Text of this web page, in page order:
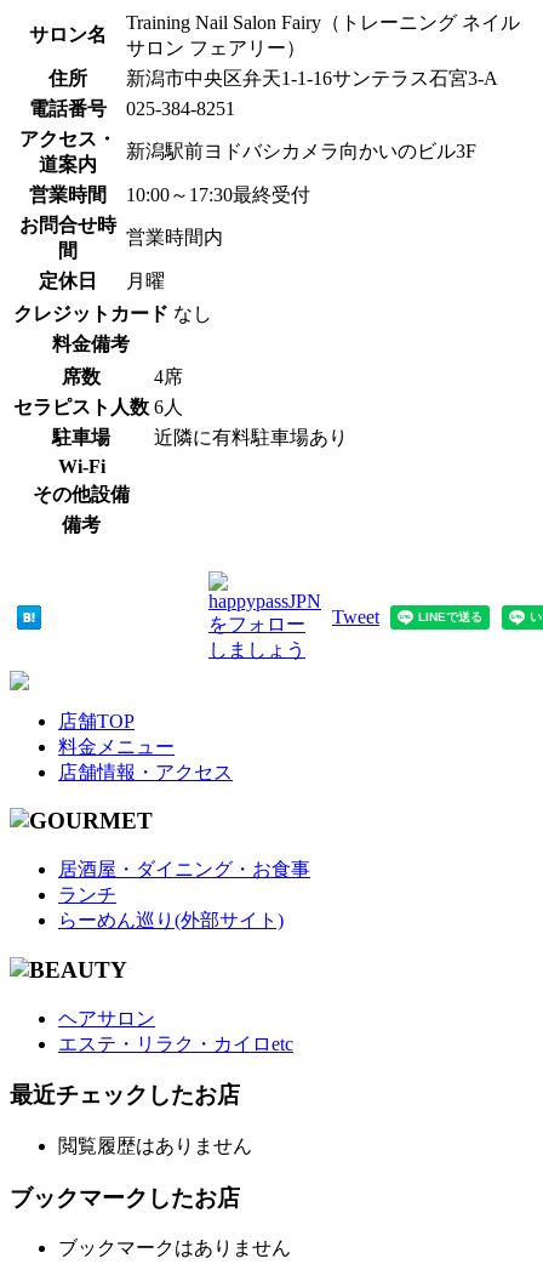
サロン名
Training Nail Salon Fairy（トレーニング ネイル
サロン フェアリー）
住所
新潟市中央区弁天1-1-16サンテラス石宮3-A
電話番号
025-384‐8251
アクセス・
道案内
新潟駅前ヨドバシカメラ向かいのビル3F
営業時間
10:00～17:30最終受付
お問合せ時
間
営業時間内
定休日
月曜
クレジットカード なし
料金備考
席数
4席
セラピスト人数 6人
駐車場
近隣に有料駐車場あり
Wi-Fi
その他設備
備考
Tweet
店舗TOP
料金メニュー
店舗情報・アクセス
居酒屋・ダイニング・お食事
ランチ
らーめん巡り(外部サイト)
ヘアサロン
エステ・リラク・カイロetc
最近チェックしたお店
閲覧履歴はありません
ブックマークしたお店
ブックマークはありません